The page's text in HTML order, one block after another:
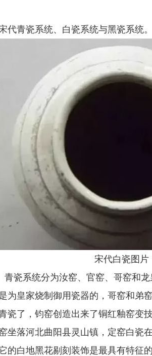
青瓷系统、白瓷系统与黑瓷系统
宋代白瓷图片
瓷系统分为汝窑、官窑、哥窑和龙
为皇家烧制御用瓷器的，哥窑和弟
瓷了，钧窑创造出来了铜红釉窑变
坐落河北曲阳县灵山镇，定窑白瓷
的白地黑花剔刻装饰是最具有特征